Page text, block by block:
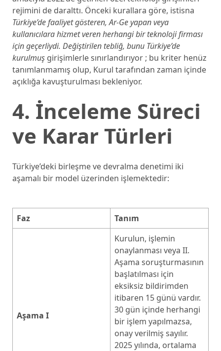
rejimini de daralttı. Önceki kurallara göre, istisna
Türkiye’de faaliyet gösteren, Ar-Ge yapan veya
kullanıcılara hizmet veren herhangi bir teknoloji firması
için geçerliydi. Değiştirilen tebliğ, bunu Türkiye’de
kurulmuş girişimlerle sınırlandırıyor ; bu kriter henüz
tanımlanmamış olup, Kurul tarafından zaman içinde
açıklığa kavuşturulması bekleniyor.
4. İnceleme Süreci
ve Karar Türleri
Türkiye’deki birleşme ve devralma denetimi iki
aşamalı bir model üzerinden işlemektedir:
Faz Tanım
Aşama I
Kurulun, işlemin
onaylanması veya II.
Aşama soruşturmasının
başlatılması için
eksiksiz bildirimden
itibaren 15 günü vardır.
30 gün içinde herhangi
bir işlem yapılmazsa,
onay verilmiş sayılır.
2025 yılında, ortalama